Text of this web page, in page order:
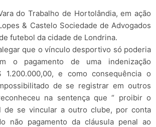
do Trabalho de Hortolândia, em ação
& Castelo Sociedade de Advogados
futebol da cidade de Londrina.
que o vínculo desportivo só poderia
o pagamento de uma indenização
1.200.000,00, e como consequência o
de se registrar em outros
na sentença que “ proibir o
de se vincular a outro clube, por conta
não pagamento da cláusula penal ao